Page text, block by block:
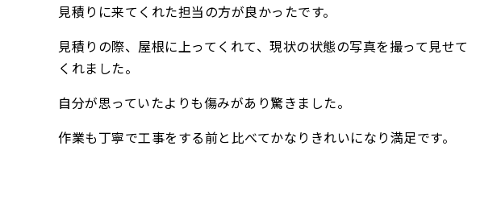
見積りに来てくれた担当の方が良かったです。
見積りの際、屋根に上ってくれて、現状の状態の写真を撮って見せて
くれました。
自分が思っていたよりも傷みがあり驚きました。
作業も丁寧で工事をする前と比べてかなりきれいになり満足です。